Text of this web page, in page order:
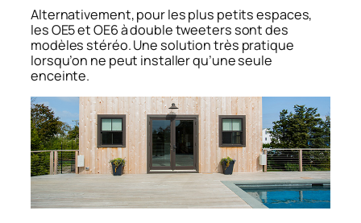
Alternativement, pour les plus petits espaces,
les OE5 et OE6 à double tweeters sont des
modèles stéréo. Une solution très pratique
lorsqu’on ne peut installer qu’une seule
enceinte.